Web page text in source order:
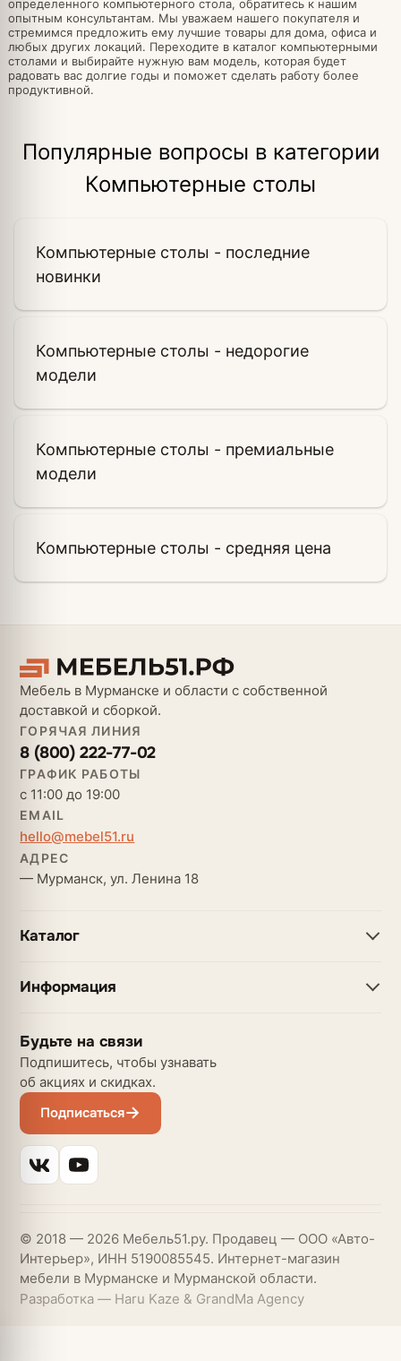
определенного компьютерного стола, обратитесь к нашим
опытным консультантам. Мы уважаем нашего покупателя и
стремимся предложить ему лучшие товары для дома, офиса и
любых других локаций. Переходите в каталог компьютерными
столами и выбирайте нужную вам модель, которая будет
радовать вас долгие годы и поможет сделать работу более
продуктивной.
Популярные вопросы в категории
Компьютерные столы
Компьютерные столы - последние
новинки
Компьютерные столы - недорогие
модели
Компьютерные столы - премиальные
модели
Компьютерные столы - средняя цена
Мебель в Мурманске и области с собственной
доставкой и сборкой.
ГОРЯЧАЯ ЛИНИЯ
8 (800) 222-77-02
ГРАФИК РАБОТЫ
с 11:00 до 19:00
EMAIL
hello@mebel51.ru
АДРЕС
— Мурманск, ул. Ленина 18
Каталог
Информация
Будьте на связи
Подпишитесь, чтобы узнавать
об акциях и скидках.
Подписаться
© 2018 — 2026 Мебель51.ру. Продавец — ООО «Авто-
Интерьер», ИНН 5190085545. Интернет-магазин
мебели в Мурманске и Мурманской области.
Разработка — Haru Kaze & GrandMa Agency